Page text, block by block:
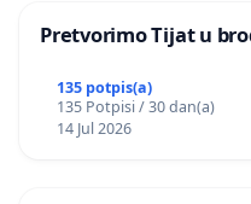
Pretvorimo Tijat u
135 potpis(a)
135 Potpisi / 30 dan(a)
14 Jul 2026